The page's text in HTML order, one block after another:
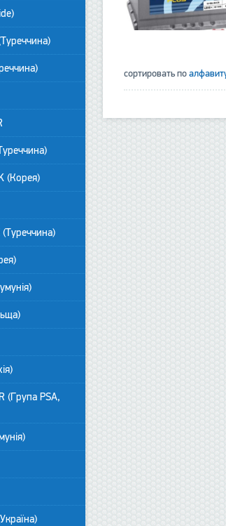
сортировать по
(Корея)
(Група PSA,